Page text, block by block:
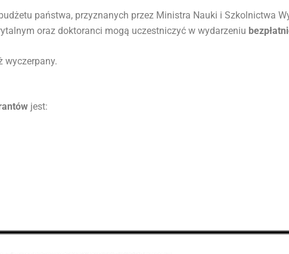
państwa, przyznanych przez Ministra Nauki i Szkolnictwa
oraz doktoranci mogą uczestniczyć w wydarzeniu
wyczerpany.
jest: